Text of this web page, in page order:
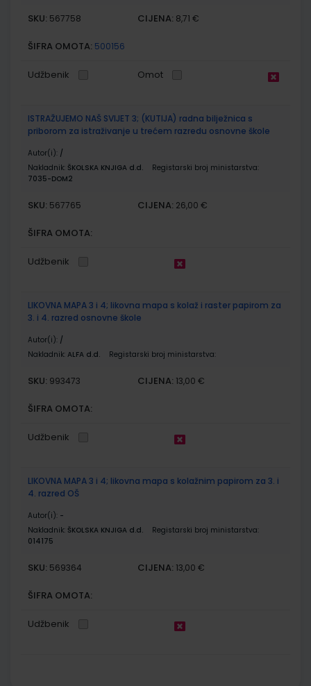
SKU: 567758 CIJENA: 8,71 €
ŠIFRA OMOTA: 500156
Udžbenik Omot
ISTRAŽUJEMO NAŠ SVIJET 3; (KUTIJA) radna bilježnica s
priborom za istraživanje u trećem razredu osnovne škole
Autor(i): /
Nakladnik: ŠKOLSKA KNJIGA d.d.
Registarski broj ministarstva:
7035-DOM2
SKU: 567765 CIJENA: 26,00 €
ŠIFRA OMOTA:
Udžbenik
LIKOVNA MAPA 3 i 4; likovna mapa s kolaž i raster papirom za
3. i 4. razred osnovne škole
Autor(i): /
Nakladnik: ALFA d.d. Registarski broj ministarstva:
SKU: 993473 CIJENA: 13,00 €
ŠIFRA OMOTA:
Udžbenik
LIKOVNA MAPA 3 i 4; likovna mapa s kolažnim papirom za 3. i
4. razred OŠ
Autor(i): -
Nakladnik: ŠKOLSKA KNJIGA d.d.
Registarski broj ministarstva:
014175
SKU: 569364 CIJENA: 13,00 €
ŠIFRA OMOTA:
Udžbenik